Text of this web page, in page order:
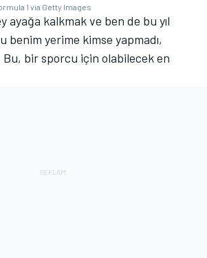
1 via Getty Images
ayağa kalkmak ve ben de bu yıl
benim yerime kimse yapmadı,
Bu, bir sporcu için olabilecek en